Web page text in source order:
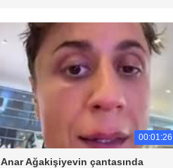
00:01:26
Anar Ağakişiyevin çantasında